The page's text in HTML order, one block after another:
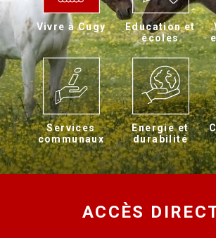
Vivre à Cugy
Education et
écoles
Services
communaux
Energie et
durabilité
ACCÈS